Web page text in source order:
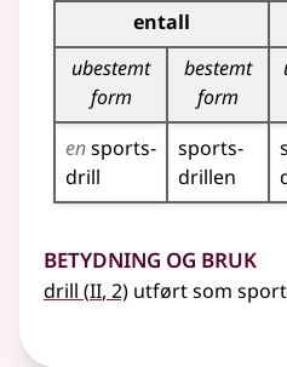
Bøyingstabell for dette
entall
ubestemt
form
bestemt
form
ensports­
drill
sports­
drillen
Betydning og bruk
drill (2
II, 2) utført som sport